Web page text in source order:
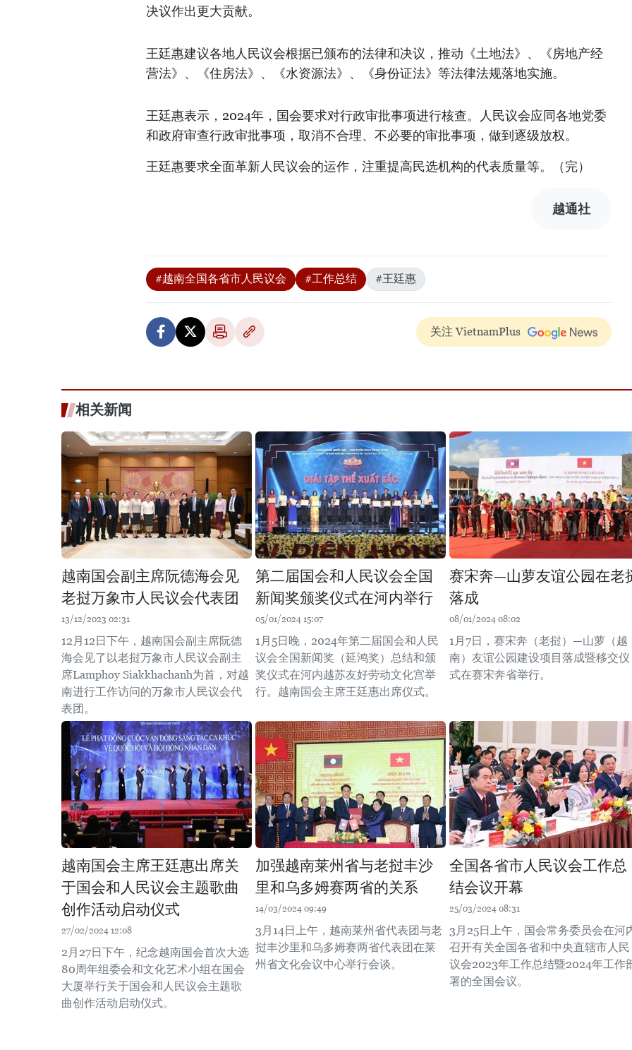
决议作出更大贡献。
王廷惠建议各地人民议会根据已颁布的法律和决议，推动《土地法》、《房地产经
营法》、《住房法》、《水资源法》、《身份证法》等法律法规落地实施。
王廷惠表示，2024年，国会要求对行政审批事项进行核查。人民议会应同各地党委
和政府审查行政审批事项，取消不合理、不必要的审批事项，做到逐级放权。
王廷惠要求全面革新人民议会的运作，注重提高民选机构的代表质量等。（完）
越通社
#越南全国各省市人民议会 #工作总结 #王廷惠
关注 VietnamPlus
相关新闻
越南国会副主席阮德海会见
老挝万象市人民议会代表团
13/12/2023 02:31
12月12日下午，越南国会副主席阮德
海会见了以老挝万象市人民议会副主
席Lamphoy Siakkhachanh为首，对越
南进行工作访问的万象市人民议会代
表团。
第二届国会和人民议会全国
新闻奖颁奖仪式在河内举行
05/01/2024 15:07
1月5日晚，2024年第二届国会和人民
议会全国新闻奖（延鸿奖）总结和颁
奖仪式在河内越苏友好劳动文化宫举
行。越南国会主席王廷惠出席仪式。
赛宋奔—山萝友谊公园在老
落成
08/01/2024 08:02
1月7日，赛宋奔（老挝）—山萝（越
南）友谊公园建设项目落成暨移交仪
式在赛宋奔省举行。
越南国会主席王廷惠出席关
于国会和人民议会主题歌曲
创作活动启动仪式
27/02/2024 12:08
2月27日下午，纪念越南国会首次大选
80周年组委会和文化艺术小组在国会
大厦举行关于国会和人民议会主题歌
曲创作活动启动仪式。
加强越南莱州省与老挝丰沙
里和乌多姆赛两省的关系
14/03/2024 09:49
3月14日上午，越南莱州省代表团与老
挝丰沙里和乌多姆赛两省代表团在莱
州省文化会议中心举行会谈。
全国各省市人民议会工作总
结会议开幕
25/03/2024 08:31
3月25日上午，国会常务委员会在河
召开有关全国各省和中央直辖市人民
议会2023年工作总结暨2024年工作
署的全国会议。